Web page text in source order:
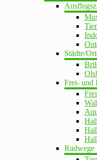
Städte/
Frei- und
Radwege